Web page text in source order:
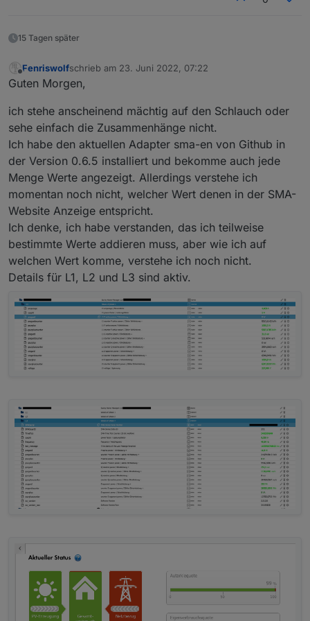
time: 1654244335118
NPM: 6.14.16
Datenträgergröße: 117.0 GB
Betriebszeit: 07:18:25
Aktive Instanzen: 20
vorhanden zu sein. Muss ich ggf. irgendetwas in
überprüft, ob was horcht, aber hier horcht nur der
EM Adapter:
Proto Recv-Q Send-Q Local Address
tcp        0      0 127.0.0.1:9000
tcp        0      0 127.0.0.1:9001
tcp        0      0 0.0.0.0:22
tcp        0      0 0.0.0.0:631
tcp        0      0 0.0.0.0:1883
tcp        0      0 0.0.0.0:1884
tcp6       0      0 :::3500
tcp6       0      0 :::8081
tcp6       0      0 :::8082
tcp6       0      0 :::22
tcp6       0      0 :::631
tcp6       0      0 :::8087
udp        0      0 0.0.0.0:54335
udp        0      0 0.0.0.0:631
udp        0      0 0.0.0.0:5353
udp        0      0 0.0.0.0:9522
udp6       0      0 :::546
udp6       0      0 :::5353
EDIT3:
Fehler gefunden:
Irgend eine Lösung, wie ich auf den wlan0
umstellen kann?
15 Tagen später
Offline
Fenriswolfschrieb am 23. Juni 2022, 07:22
zuletzt editiert von
Guten Morgen,
ich stehe anscheinend mächtig auf den Schlauch oder
sehe einfach die Zusammenhänge nicht.
Ich habe den aktuellen Adapter sma-en von Github in
der Version 0.6.5 installiert und bekomme auch jede
Menge Werte angezeigt. Allerdings verstehe ich
momentan noch nicht, welcher Wert denen in der SMA-
Website Anzeige entspricht.
Ich denke, ich habe verstanden, das ich teilweise
bestimmte Werte addieren muss, aber wie ich auf
welchen Wert komme, verstehe ich noch nicht.
Details für L1, L2 und L3 sind aktiv.